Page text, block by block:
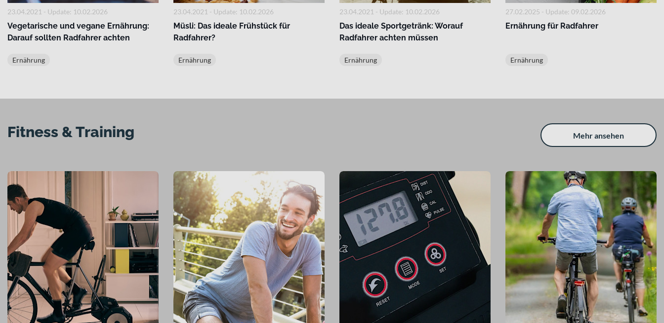
23.04.2021 - Update: 10.02.2026
Vegetarische und vegane Ernährung:
Darauf sollten Radfahrer achten
Ernährung
23.04.2021 - Update: 10.02.2026
Müsli: Das ideale Frühstück für
Radfahrer?
Ernährung
23.04.2021 - Update: 10.02.2026
Das ideale Sportgetränk: Worauf
Radfahrer achten müssen
Ernährung
27.02.2025 - Update: 09.02.2026
Ernährung für Radfahrer
Ernährung
Fitness & Training Mehr ansehen